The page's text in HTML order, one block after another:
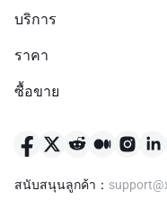
will be the development
well-being, delivered by
while being treated,
What can XRP
products and services
บริการ
ราคา
ซื้อขาย
สนับสนุนลูกค้า ：